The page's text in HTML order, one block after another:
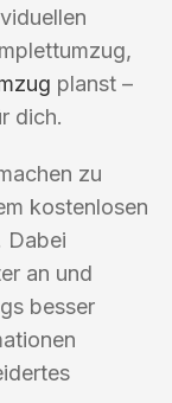
planst –
dich.
zu
kostenlosen
Dabei
an und
besser